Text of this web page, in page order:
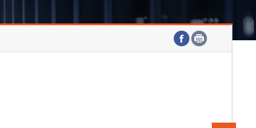
호남권연구본부
기획본부